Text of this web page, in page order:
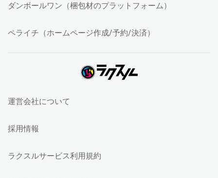
ダンボールワン（梱包材のプラットフォーム）
ペライチ（ホームページ作成/予約/決済）
運営会社について
採用情報
ラクスルサービス利用規約